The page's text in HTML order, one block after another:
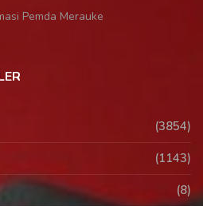
Pemda Merauke
(3854)
(1143)
(8)